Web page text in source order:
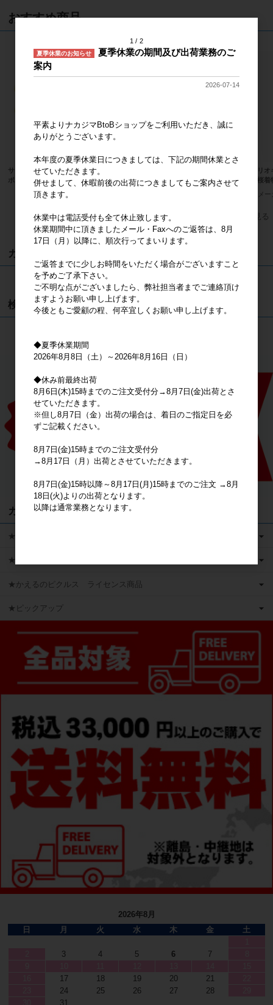
おすすめ商品
サンリオキャラクターズ ほわほわ
ポムポムプリン Ｓ
メーカー希望小売価格
ン ふわくた ぬいぐるみ
サンリ
ィ 桜着
メ
すべてのおすすめ商品を見る
カート
検索
カテゴリ
★キャラクターグッズ
★新商品
★かえるのピクルス ライセンス商品
★ピックアップ
2026年8月
日
月 火 水 木 金
土
3 4 5 6 7
17 18 19 20 21
24 25 26 27 28
31
1 2
夏季休業のお知らせ
夏季休業の期間及び出荷業務のご
案内
2026-07-14
平素よりナカジマBtoBショップをご利用いただき、誠に
ありがとうございます。
本年度の夏季休業日につきましては、下記の期間休業とさ
せていただきます。
併せまして、休暇前後の出荷につきましてもご案内させて
頂きます。
休業中は電話受付も全て休止致します。
休業期間中に頂きましたメール・Faxへのご返答は、8月
17日（月）以降に、順次行ってまいります。
ご返答までに少しお時間をいただく場合がございますこと
を予めご了承下さい。
ご不明な点がございましたら、弊社担当者までご連絡頂け
ますようお願い申し上げます。
今後ともご愛顧の程、何卒宜しくお願い申し上げます。
◆夏季休業期間
2026年8月8日（土）～2026年8月16日（日）
◆休み前最終出荷
8月6日(木)15時までのご注文受付分→8月7日(金)出荷とさ
せていただきます。
※但し8月7日（金）出荷の場合は、着日のご指定日を必
ずご記載ください。
8月7日(金)15時までのご注文受付分
→8月17日（月）出荷とさせていただきます。
8月7日(金)15時以降～8月17日(月)15時までのご注文 →8月
18日(火)よりの出荷となります。
以降は通常業務となります。